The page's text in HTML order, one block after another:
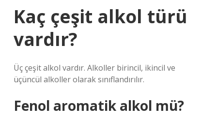
Kaç çeşit alkol türü
vardır?
Üç çeşit alkol vardır. Alkoller birincil, ikincil ve
üçüncül alkoller olarak sınıflandırılır.
Fenol aromatik alkol mü?